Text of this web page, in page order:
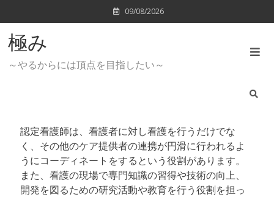
to
content
09/08/2026
極み
～やるからには頂点を目指したい～
認定看護師は、看護者に対し看護を行うだけでな
く、その他のケア提供者の連携が円滑に行われるよ
うにコーディネートをするという役割があります。
また、看護の現場で専門知識の習得や技術の向上、
開発を図るための研究活動や教育を行う役割を担っ